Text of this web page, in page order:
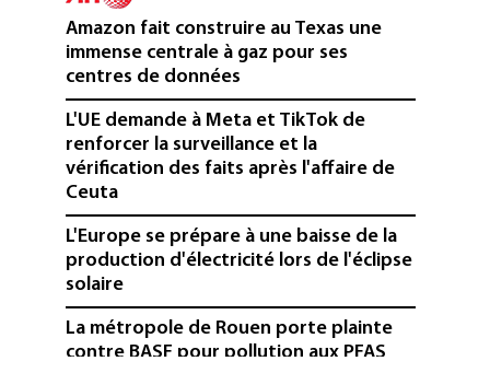
Amazon fait construire au Texas une
immense centrale à gaz pour ses
centres de données
L'UE demande à Meta et TikTok de
renforcer la surveillance et la
vérification des faits après l'affaire de
Ceuta
L'Europe se prépare à une baisse de la
production d'électricité lors de l'éclipse
solaire
La métropole de Rouen porte plainte
contre BASF pour pollution aux PFAS